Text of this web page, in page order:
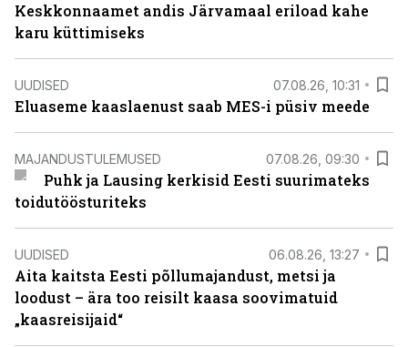
Keskkonnaamet andis Järvamaal eriload kahe
karu küttimiseks
UUDISED 07.08.26, 10:31
Eluaseme kaaslaenust saab MES-i püsiv meede
MAJANDUSTULEMUSED 07.08.26, 09:30
Puhk ja Lausing kerkisid Eesti suurimateks
toidutöösturiteks
UUDISED 06.08.26, 13:27
Aita kaitsta Eesti põllumajandust, metsi ja
loodust – ära too reisilt kaasa soovimatuid
„kaasreisijaid“